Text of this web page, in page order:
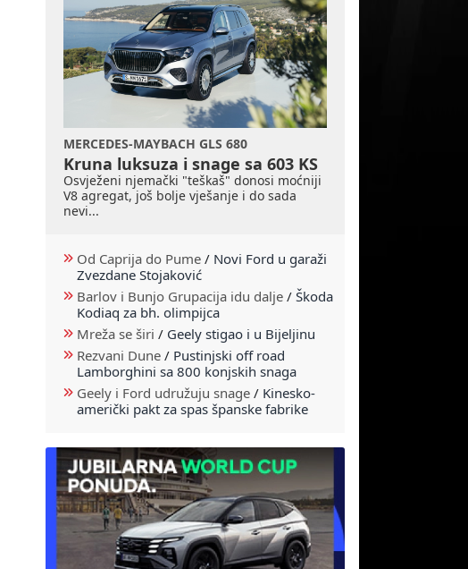
MERCEDES-MAYBACH GLS 680
Kruna luksuza i snage sa 603 KS
Osvježeni njemački "teškaš" donosi moćniji
V8 agregat, još bolje vješanje i do sada
nevi...
Od Caprija do Pume / Novi Ford u garaži
Zvezdane Stojaković
Barlov i Bunjo Grupacija idu dalje /Škoda
Kodiaq za bh. olimpijca
Mreža se širi / Geely stigao i u Bijeljinu
Rezvani Dune / Pustinjski off road
Lamborghini sa 800 konjskih snaga
Geely i Ford udružuju snage / Kinesko-
američki pakt za spas španske fabrike